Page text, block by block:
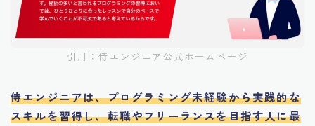
引用：侍エンジニア公式ホームページ
侍エンジニアは、プログラミング未経験から実践的な
スキルを習得し、転職やフリーランスを目指す人に最